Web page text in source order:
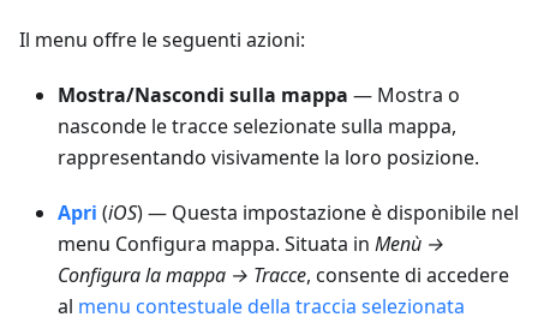
Il menu offre le seguenti azioni:
Mostra/Nascondi sulla mappa — Mostra o
nasconde le tracce selezionate sulla mappa,
rappresentando visivamente la loro posizione.
Apri (iOS) — Questa impostazione è disponibile nel
menu Configura mappa. Situata in Menù →
Configura la mappa → Tracce, consente di accedere
al menu contestuale della traccia selezionata